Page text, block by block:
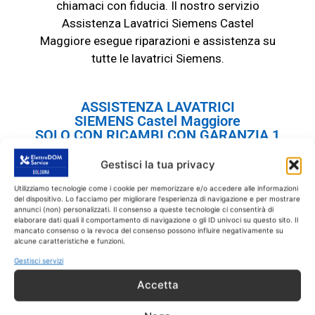
Gestisci la tua privacy
Utilizziamo tecnologie come i cookie per memorizzare e/o accedere alle informazioni
del dispositivo. Lo facciamo per migliorare l'esperienza di navigazione e per mostrare
annunci (non) personalizzati. Il consenso a queste tecnologie ci consentirà di
elaborare dati quali il comportamento di navigazione o gli ID univoci su questo sito. Il
mancato consenso o la revoca del consenso possono influire negativamente su
alcune caratteristiche e funzioni.
Gestisci servizi
Accetta
chiamaci con fiducia. Il nostro servizio
Assistenza Lavatrici Siemens Castel
Maggiore esegue riparazioni e assistenza su
tutte le lavatrici Siemens.
ASSISTENZA LAVATRICI
SIEMENS Castel Maggiore
SOLO CON RICAMBI CON GARANZIA 1
Eseguiamo il
LAVATRICI Siemens Castel Maggiore SOLO
su prodotti Siemens fuori garanzia. Tutti gli
interventi sono effettuati con ricambi coperti
da garanzia di 1 anno.